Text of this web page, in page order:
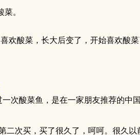
。
欢酸菜，长大后变了，开始喜欢酸菜
次酸菜鱼，是在一家朋友推荐的
二次买，买了很久了，呵呵。很久